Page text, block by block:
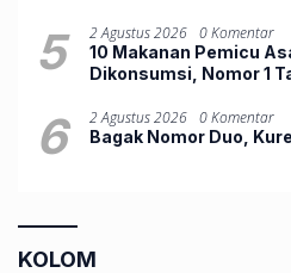
5 2 Agustus 2026 0 Komentar
10 Makanan Pemicu
Dikonsumsi, Nomor 1
6 2 Agustus 2026 0 Komentar
Bagak Nomor Duo,
KOLOM